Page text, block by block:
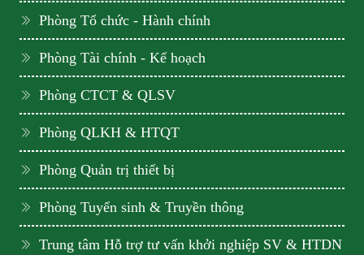
Phòng Tổ chức - Hành chính
Phòng Tài chính - Kế hoạch
Phòng CTCT & QLSV
Phòng QLKH & HTQT
Phòng Quản trị thiết bị
Phòng Tuyển sinh & Truyền thông
Trung tâm Hỗ trợ tư vấn khởi nghiệp SV & HTDN